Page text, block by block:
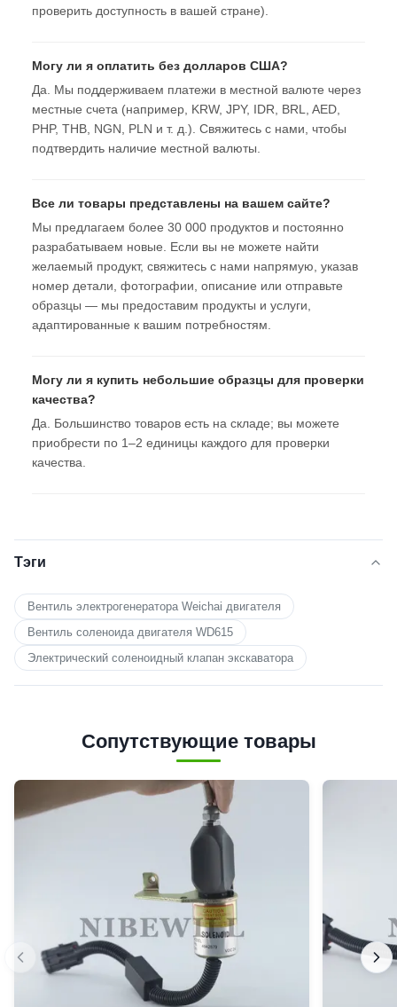
проверить доступность в вашей стране).
Могу ли я оплатить без долларов США?
Да. Мы поддерживаем платежи в местной валюте через
местные счета (например, KRW, JPY, IDR, BRL, AED,
PHP, THB, NGN, PLN и т. д.). Свяжитесь с нами, чтобы
подтвердить наличие местной валюты.
Все ли товары представлены на вашем сайте?
Мы предлагаем более 30 000 продуктов и постоянно
разрабатываем новые. Если вы не можете найти
желаемый продукт, свяжитесь с нами напрямую, указав
номер детали, фотографии, описание или отправьте
образцы — мы предоставим продукты и услуги,
адаптированные к вашим потребностям.
Могу ли я купить небольшие образцы для проверки
качества?
Да. Большинство товаров есть на складе; вы можете
приобрести по 1–2 единицы каждого для проверки
качества.
Тэги
Вентиль электрогенератора Weichai двигателя
Вентиль соленоида двигателя WD615
Электрический соленоидный клапан экскаватора
Сопутствующие товары